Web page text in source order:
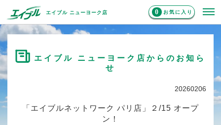
エイブル ニューヨーク店 0 お気に入り
エイブル ニューヨーク店からのお知ら
せ
20260206
「エイブルネットワーク パリ店」２/15 オープ
ン！